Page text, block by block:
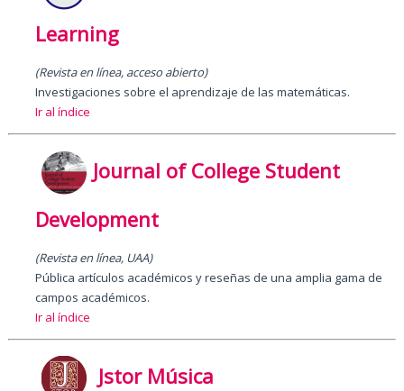
Learning
(Revista en línea, acceso abierto)
Investigaciones sobre el aprendizaje de las matemáticas.
Ir al índice
Journal of College Student
Development
(Revista en línea, UAA)
Pública artículos académicos y reseñas de una amplia gama de
campos académicos.
Ir al índice
Jstor Música